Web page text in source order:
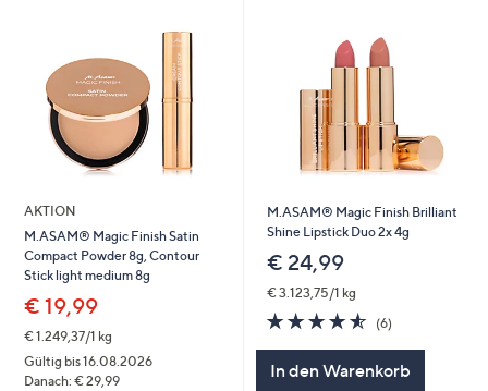
AKTION
M.ASAM® Magic Finish Satin
Compact Powder 8g, Contour
Stick light medium 8g
€ 19,99
€ 1.249,37/1 kg
Gültig bis 16.08.2026
Danach: € 29,99
M.ASAM® Magic Finish Brilliant
Shine Lipstick Duo 2x 4g
€ 24,99
€ 3.123,75/1 kg
4.5
von
(6)6
In den Warenkorb